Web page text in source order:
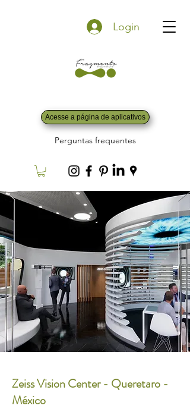
Acesse a página de aplicativos
Perguntas frequentes
Login
Zeiss Vision Center - Queretaro -
México